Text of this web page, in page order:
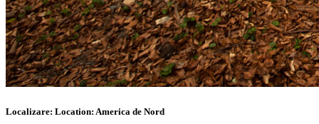
Localizare: Location: America de Nord